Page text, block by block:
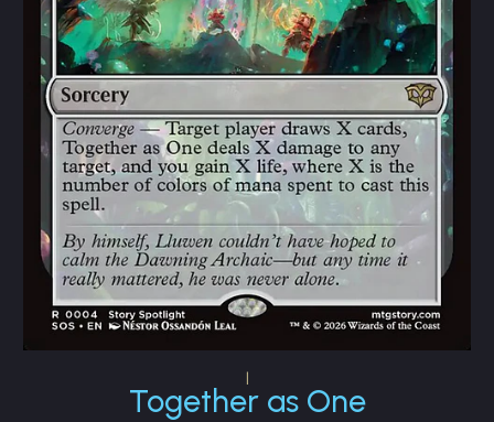
Together as One